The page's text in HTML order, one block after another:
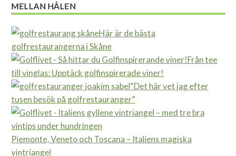
MELLAN HÅLEN
Här är de bästa
golfrestaurangerna i Skåne
Från tee
till vinglas: Upptäck golfinspirerade viner!
“Det här vet jag efter
tusen besök på golfrestauranger”
Piemonte, Veneto och Toscana – Italiens magiska
vintriangel